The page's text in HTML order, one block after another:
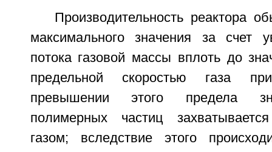
Производительность реактора
максимального значения за счет
потока газовой массы вплоть до
предельной скоростью газа
превышении этого предела
полимерных частиц
газом; вследствие этого